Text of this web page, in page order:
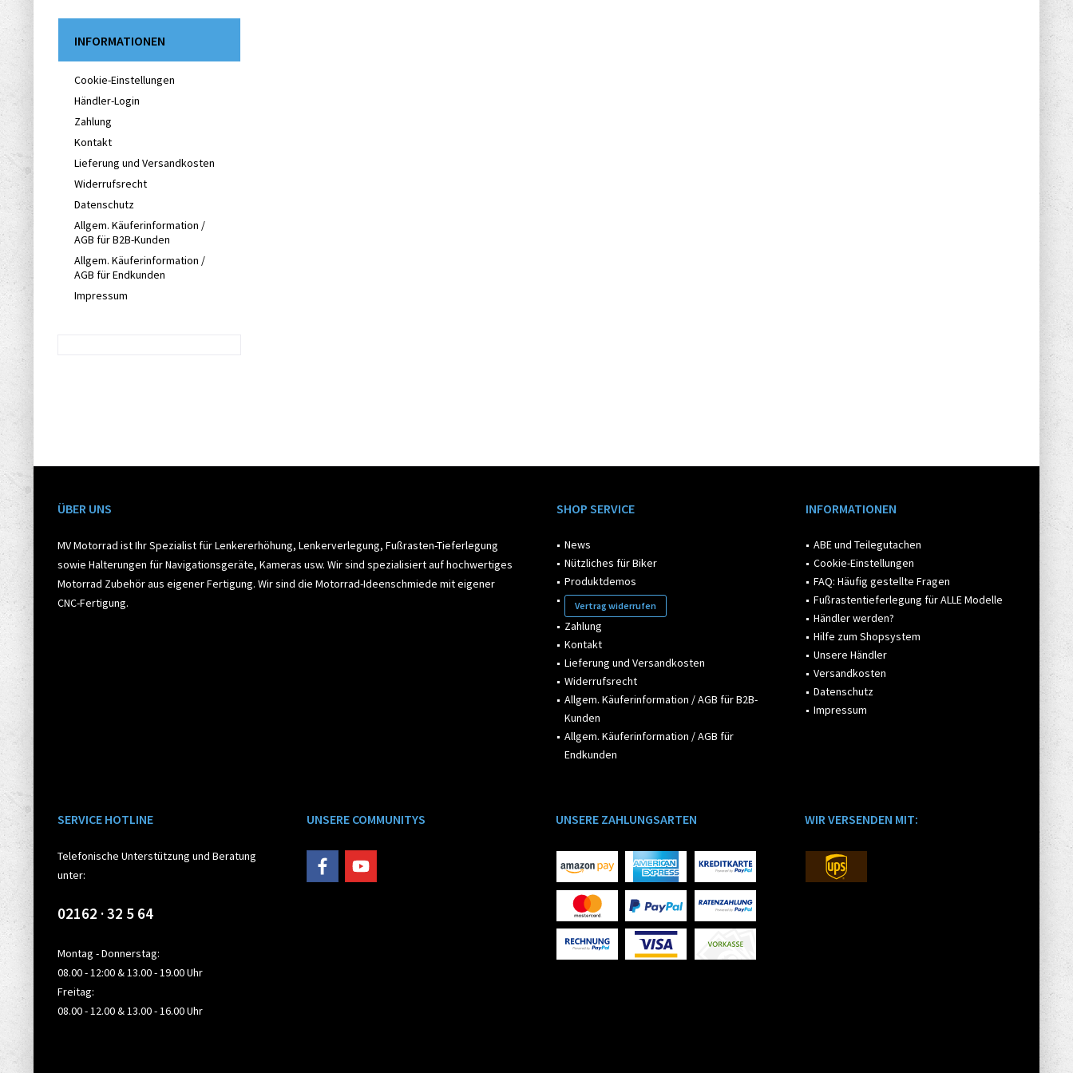
INFORMATIONEN
Cookie-Einstellungen
Händler-Login
Zahlung
Kontakt
Lieferung und Versandkosten
Widerrufsrecht
Datenschutz
Allgem. Käuferinformation /
AGB für B2B-Kunden
Allgem. Käuferinformation /
AGB für Endkunden
Impressum
ÜBER UNS
MV Motorrad ist Ihr Spezialist für Lenkererhöhung, Lenkerverlegung, Fußrasten-Tieferlegung
sowie Halterungen für Navigationsgeräte, Kameras usw. Wir sind spezialisiert auf hochwertiges
Motorrad Zubehör aus eigener Fertigung. Wir sind die Motorrad-Ideenschmiede mit eigener
CNC-Fertigung.
SHOP SERVICE
News
Nützliches für Biker
Produktdemos
Vertrag widerrufen
Zahlung
Kontakt
Lieferung und Versandkosten
Widerrufsrecht
Allgem. Käuferinformation / AGB für B2B-
Kunden
Allgem. Käuferinformation / AGB für
Endkunden
INFORMATIONEN
ABE und Teilegutachen
Cookie-Einstellungen
FAQ: Häufig gestellte Fragen
Fußrastentieferlegung für ALLE Modelle
Händler werden?
Hilfe zum Shopsystem
Unsere Händler
Versandkosten
Datenschutz
Impressum
SERVICE HOTLINE
Telefonische Unterstützung und Beratung
unter:
02162 · 32 5 64
Montag - Donnerstag:
08.00 - 12:00 & 13.00 - 19.00 Uhr
Freitag:
08.00 - 12.00 & 13.00 - 16.00 Uhr
UNSERE COMMUNITYS UNSERE ZAHLUNGSARTEN WIR VERSENDEN MIT: